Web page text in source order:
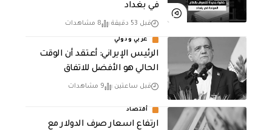
في بغداد
قبل 53 دقيقة 8 مشاهدات
عربي ودولي
الرئيس الإيراني: أعتقد أن الوقت
الحالي هو الأفضل للاتفاق
قبل ساعتين 9 مشاهدات
أقتصاد
ارتفاع اسعار صرف الدولار مع